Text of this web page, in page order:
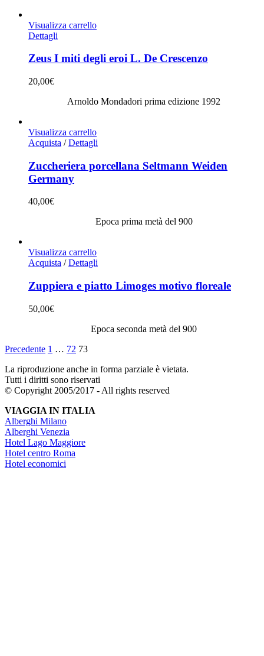
Visualizza carrello
Dettagli
Zeus I miti degli eroi L. De Crescenzo
20,00€
Arnoldo Mondadori prima edizione 1992
Visualizza carrello
Acquista / Dettagli
Zuccheriera porcellana Seltmann Weiden
Germany
40,00€
Epoca prima metà del 900
Visualizza carrello
Acquista / Dettagli
Zuppiera e piatto Limoges motivo floreale
50,00€
Epoca seconda metà del 900
Precedente 1 … 72 73
La riproduzione anche in forma parziale è vietata.
Tutti i diritti sono riservati
© Copyright 2005/2017 - All rights reserved
VIAGGIA IN ITALIA
Alberghi Milano
Alberghi Venezia
Hotel Lago Maggiore
Hotel centro Roma
Hotel economici